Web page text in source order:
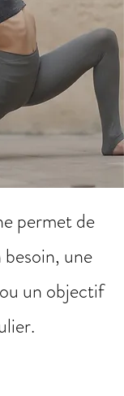
permet de
une
un objectif